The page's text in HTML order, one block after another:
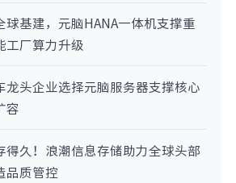
球基建，元脑HANA一体机支撑重
工厂算力升级
龙头企业选择元脑服务器支撑核心
容
得久！浪潮信息存储助力全球头部
品质管控